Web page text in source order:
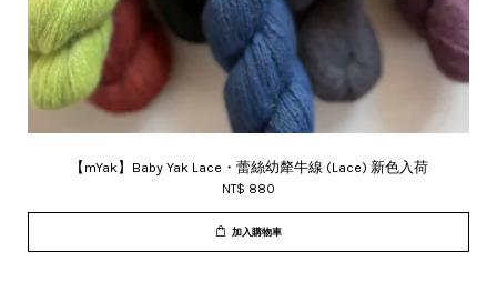
【mYak】Baby Yak Lace・蕾絲幼犛牛線 (Lace) 新色入荷
NT$ 880
加入購物車